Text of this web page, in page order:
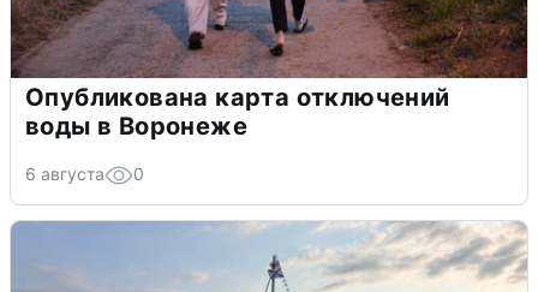
Опубликована карта отключений
воды в Воронеже
6 августа 0